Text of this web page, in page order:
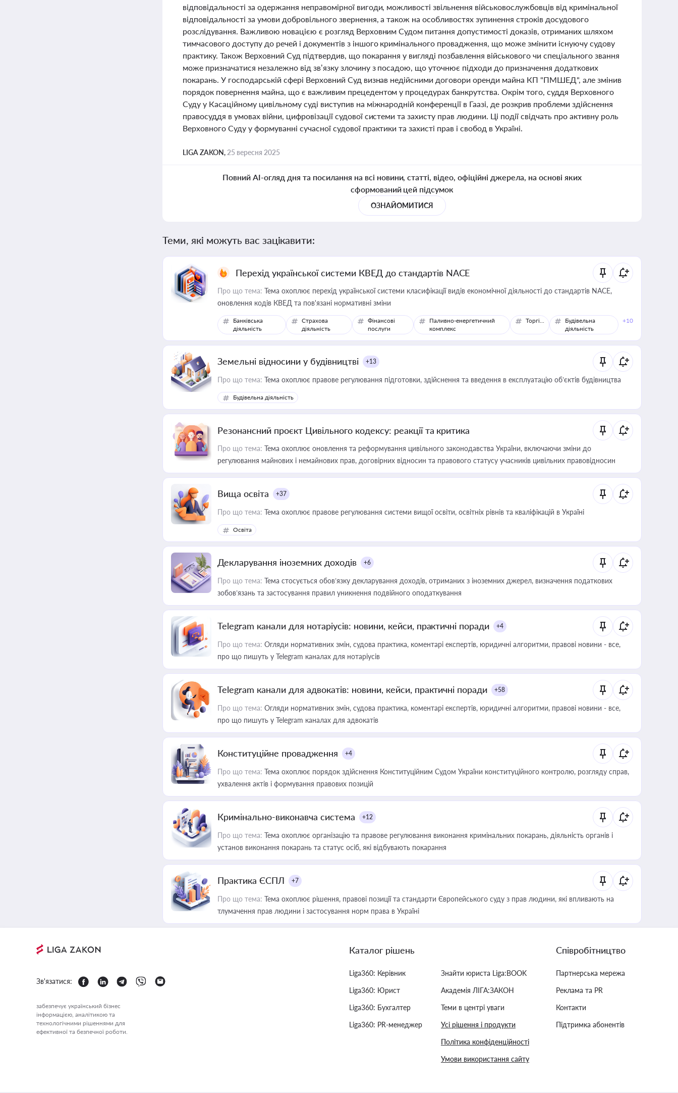
відповідальності за одержання неправомірної вигоди, можливості звільнення військовослужбовців від кримінальної
відповідальності за умови добровільного звернення, а також на особливостях зупинення строків досудового
розслідування. Важливою новацією є розгляд Верховним Судом питання допустимості доказів, отриманих шляхом
тимчасового доступу до речей і документів з іншого кримінального провадження, що може змінити існуючу судову
практику. Також Верховний Суд підтвердив, що покарання у вигляді позбавлення військового чи спеціального звання
може призначатися незалежно від зв’язку злочину з посадою, що уточнює підходи до призначення додаткових
покарань. У господарській сфері Верховний Суд визнав недійсними договори оренди майна КП "ПМШЕД", але змінив
порядок повернення майна, що є важливим прецедентом у процедурах банкрутства. Окрім того, суддя Верховного
Суду у Касаційному цивільному суді виступив на міжнародній конференції в Гаазі, де розкрив проблеми здійснення
правосуддя в умовах війни, цифровізації судової системи та захисту прав людини. Ці події свідчать про активну роль
Верховного Суду у формуванні сучасної судової практики та захисті прав і свобод в Україні.
LIGA ZAKON, 25 вересня 2025
Повний AI-огляд дня та посилання на всі новини, статті, відео, офіційні джерела, на основі яких
сформований цей підсумок
ОЗНАЙОМИТИСЯ
Теми, які можуть вас зацікавити:
Перехід української системи КВЕД до стандартів NACE
Про що тема: Тема охоплює перехід української системи класифікації видів економічної діяльності до стандартів NACE,
оновлення кодів КВЕД та пов'язані нормативні зміни
Банківська
діяльність
Страхова
діяльність
Фінансові
послуги
Паливно-енергетичний
комплекс
Торгівля
Будівельна
діяльність
+10
Земельні відносини у будівництві +13
Про що тема: Тема охоплює правове регулювання підготовки, здійснення та введення в експлуатацію об’єктів будівництва
Будівельна діяльність
Резонансний проєкт Цивільного кодексу: реакції та критика
Про що тема: Тема охоплює оновлення та реформування цивільного законодавства України, включаючи зміни до
регулювання майнових і немайнових прав, договірних відносин та правового статусу учасників цивільних правовідносин
Вища освіта +37
Про що тема: Тема охоплює правове регулювання системи вищої освіти, освітніх рівнів та кваліфікацій в Україні
Освіта
Декларування іноземних доходів +6
Про що тема: Тема стосується обов’язку декларування доходів, отриманих з іноземних джерел, визначення податкових
зобов’язань та застосування правил уникнення подвійного оподаткування
Telegram канали для нотаріусів: новини, кейси, практичні поради +4
Про що тема: Огляди нормативних змін, судова практика, коментарі експертів, юридичні алгоритми, правові новини - все,
про що пишуть у Telegram каналах для нотаріусів
Telegram канали для адвокатів: новини, кейси, практичні поради +58
Про що тема: Огляди нормативних змін, судова практика, коментарі експертів, юридичні алгоритми, правові новини - все,
про що пишуть у Telegram каналах для адвокатів
Конституційне провадження +4
Про що тема: Тема охоплює порядок здійснення Конституційним Судом України конституційного контролю, розгляду справ,
ухвалення актів і формування правових позицій
Кримінально-виконавча система +12
Про що тема: Тема охоплює організацію та правове регулювання виконання кримінальних покарань, діяльність органів і
установ виконання покарань та статус осіб, які відбувають покарання
Практика ЄСПЛ +7
Про що тема: Тема охоплює рішення, правові позиції та стандарти Європейського суду з прав людини, які впливають на
тлумачення прав людини і застосування норм права в Україні
Зв'язатися:
забезпечує український бізнес
інформацією, аналітикою та
технологічними рішеннями для
ефективної та безпечної роботи.
Каталог рішень
Liga360: Керівник
Liga360: Юрист
Liga360: Бухгалтер
Liga360: PR-менеджер
Знайти юриста Liga:BOOK
Академія ЛІГА:ЗАКОН
Теми в центрі уваги
Усі рішення і продукти
Політика конфіденційності
Умови використання сайту
Співробітництво
Партнерська мережа
Реклама та PR
Контакти
Підтримка абонентів